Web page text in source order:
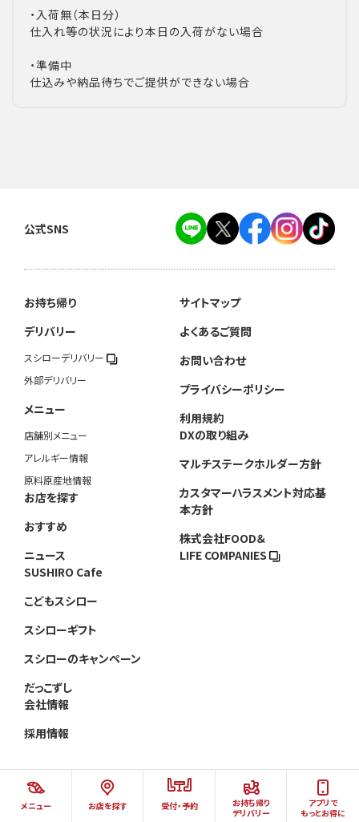
メニュー お店を探す 受付・予約
お持ち帰り
デリバリー
アプリで
もっとお得に
・入荷無（本日分）
仕入れ等の状況により本日の入荷がない場合
・準備中
仕込みや納品待ちでご提供ができない場合
公式SNS
お持ち帰り
デリバリー
スシローデリバリー
外部デリバリー
メニュー
店舗別メニュー
アレルギー情報
原料原産地情報
お店を探す
おすすめ
ニュース
SUSHIRO Cafe
こどもスシロー
スシローギフト
スシローのキャンペーン
だっこずし
会社情報
採用情報
サイトマップ
よくあるご質問
お問い合わせ
プライバシーポリシー
利用規約
DXの取り組み
マルチステークホルダー方針
カスタマーハラスメント対応基
本方針
株式会社FOOD＆
LIFE COMPANIES
©AKINDO SUSHIRO CO.,LTD.ALL RIGHTS RESERVED.